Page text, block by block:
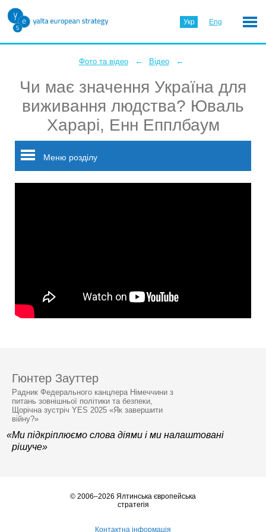
Укр Eng
Фото та відео ← Відео ←
Чи має значення Україна для
виживання людства? Юваль
Харарі, Енн Епплбаум
Меню розділу
Гюнтер Зауттер
Радник Федерального канцлера Німеччини з
питань зовнішньої політики та безпеки,
Щорічна зустріч YES 2025 «Як завершити
війну?»
«Ми підкріплюємо слова діями і ми налаштовані
рішуче»
© 2006–2026 Ялтинська європейська
стратегія
Контактна інформація